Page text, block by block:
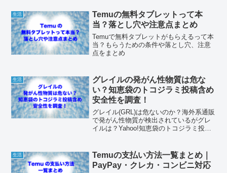
生活
Temuの無料タブレットって本
当？落とし穴や注意点まとめ
Temuで無料タブレットがもらえるって本
当？もらうための条件や落とし穴、注意
点をまとめ
生活
グレイルの発がん性物質は危な
い？知恵袋のトコジラミ投稿含め
安全性を調査！
グレイル(GRL)は危ないのか？海外系通販
で発がん性物質が検出されているがグレ
イルは？Yahoo!知恵袋のトコジラミ投稿
生活
Temuの支払い方法一覧まとめ｜
PayPay・クレカ・コンビニ対応